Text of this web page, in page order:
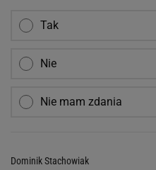
Tak
Nie
Nie mam zdania
Dominik Stachowiak